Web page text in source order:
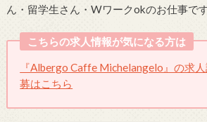
ん・留学生さん・Wワークokのお仕事です
こちらの求人情報が気になる方は
『Albergo Caffe Michelangelo』の求
募はこちら